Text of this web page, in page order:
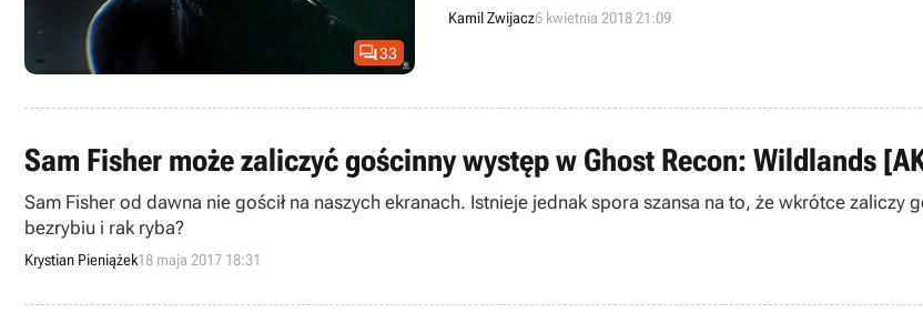
33
Kamil Zwijacz6 kwietnia 2018 21:09
Sam Fisher może zaliczyć gościnny występ w Ghost Recon: Wildlands
Sam Fisher od dawna nie gościł na naszych ekranach. Istnieje jednak spora szansa na to, że wkrótce zaliczy
bezrybiu i rak ryba?
Krystian Pieniążek18 maja 2017 18:31